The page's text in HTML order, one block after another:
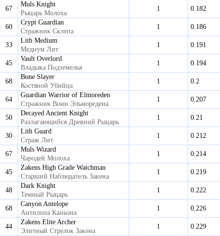
67
Muls Knight
Рыцарь Молоха
1 0.182
60
Crypt Guardian
Стражник Склепа
1 0.186
33
Lith Medium
Медиум Лит
1 0.191
45
Vault Overlord
Владыка Подземелья
1 0.194
68
Bone Slayer
Костяной Убийца
1 0.2
64
Guardian Warrior of Elmoreden
Стражник Воин Эльморедена
1 0.207
50
Decayed Ancient Knight
Разлагающийся Древний Рыцарь
1 0.21
30
Lith Guard
Страж Лит
1 0.212
67
Muls Wizard
Чародей Молоха
1 0.214
45
Zakens High Grade Watchman
Старший Наблюдатель Закена
1 0.219
48
Dark Knight
Темный Рыцарь
1 0.222
68
Canyon Antelope
Антилопа Каньона
1 0.226
44
Zakens Elite Archer
Элитный Стрелок Закена
1 0.229